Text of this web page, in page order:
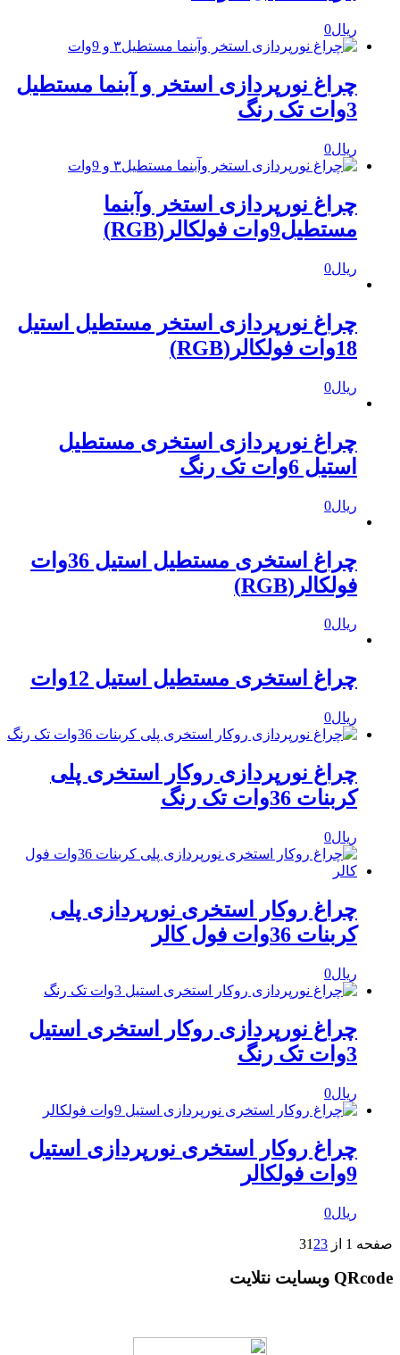
ریال0
چراغ نورپردازی استخر و آبنما مستطیل
3وات تک رنگ
ریال0
چراغ نورپردازی استخر وآبنما
مستطیل9وات فولکالر(RGB)
ریال0
چراغ نورپردازی استخر مستطیل استیل
18وات فولکالر(RGB)
ریال0
چراغ نورپردازی استخری مستطیل
استیل 6وات تک رنگ
ریال0
چراغ استخری مستطیل استیل 36وات
فولکالر(RGB)
ریال0
چراغ استخری مستطیل استیل 12وات
ریال0
چراغ نورپردازی روکار استخری پلی
کربنات 36وات تک رنگ
ریال0
چراغ روکار استخری نورپردازی پلی
کربنات 36وات فول کالر
ریال0
چراغ نورپردازی روکار استخری استیل
3وات تک رنگ
ریال0
چراغ روکار استخری نورپردازی استیل
9وات فولکالر
ریال0
صفحه 1 از 3 1 23
QRcode وبسایت نتلایت